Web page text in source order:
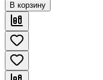
В корзину